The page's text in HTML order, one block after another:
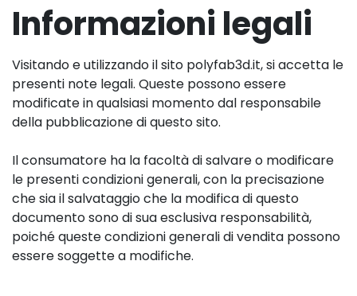
Informazioni legali
Visitando e utilizzando il sito polyfab3d.it, si accetta le
presenti note legali. Queste possono essere
modificate in qualsiasi momento dal responsabile
della pubblicazione di questo sito.
Il consumatore ha la facoltà di salvare o modificare
le presenti condizioni generali, con la precisazione
che sia il salvataggio che la modifica di questo
documento sono di sua esclusiva responsabilità,
poiché queste condizioni generali di vendita possono
essere soggette a modifiche.